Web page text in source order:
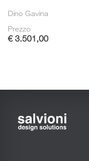
Dino Gavina
Prezzo
€ 3.501,00